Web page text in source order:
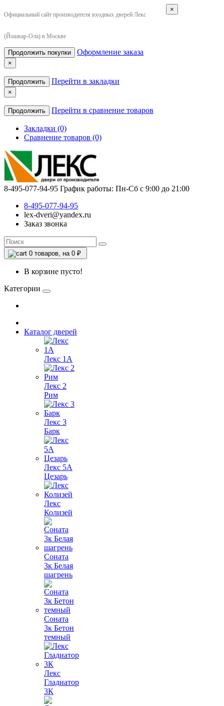
Официальный сайт производителя входных дверей Лекс
(Йошкар-Ола) в Москве
×
Продолжить покупки Оформление заказа
×
Продолжить Перейти в закладки
×
Продолжить Перейти в сравнение товаров
Закладки (0)
Сравнение товаров (0)
8-495-077-94-95 График работы: Пн-Сб с 9:00 до 21:00
8-495-077-94-95
lex-dveri@yandex.ru
Заказ звонка
0 товаров, на 0 ₽
В корзине пусто!
Категории
Каталог дверей
Лекс 1А
Лекс 2
Рим
Лекс 3
Барк
Лекс 5А
Цезарь
Лекс
Колизей
Соната
3к Белая
шагрень
Соната
3к Бетон
темный
Лекс
Гладиатор
3К